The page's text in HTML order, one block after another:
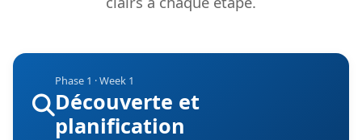
Phase 1 · Week 1
Découverte et
planification